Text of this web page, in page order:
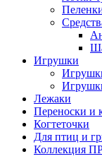
Игрушки
Лежаки
Переноски и
Когтеточки
Для птиц и
Коллекция